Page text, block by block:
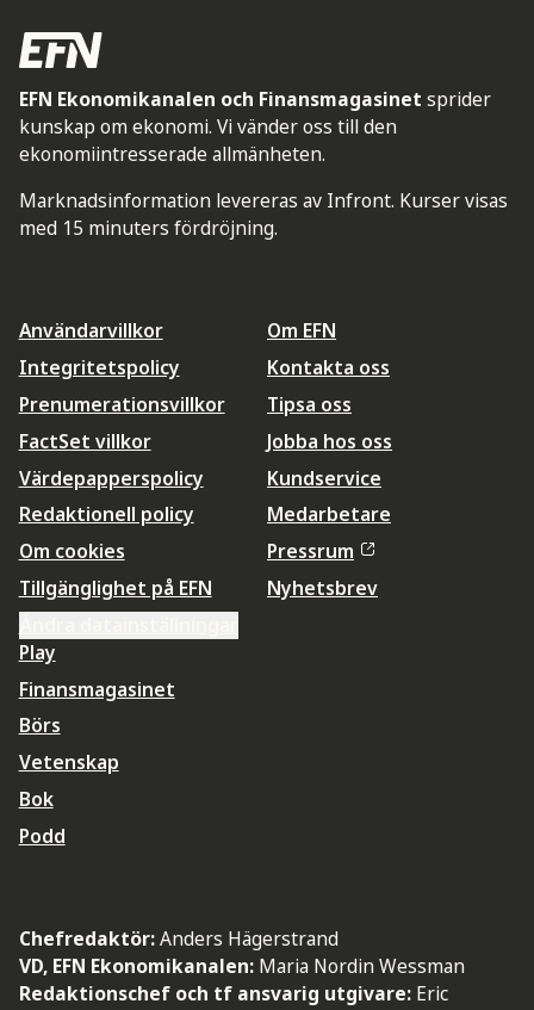
EFN Ekonomikanalen och Finansmagasinet sprider
kunskap om ekonomi. Vi vänder oss till den
ekonomiintresserade allmänheten.
Marknadsinformation levereras av Infront. Kurser visas
med 15 minuters fördröjning.
Användarvillkor
Integritetspolicy
Prenumerationsvillkor
FactSet villkor
Värdepapperspolicy
Redaktionell policy
Om cookies
Tillgänglighet på EFN
Om EFN
Kontakta oss
Tipsa oss
Jobba hos oss
Kundservice
Medarbetare
Pressrum
Nyhetsbrev
Play
Finansmagasinet
Börs
Vetenskap
Bok
Podd
Chefredaktör:Anders Hägerstrand
VD, EFN Ekonomikanalen: Maria Nordin Wessman
Redaktionschef och tf ansvarig utgivare: Eric